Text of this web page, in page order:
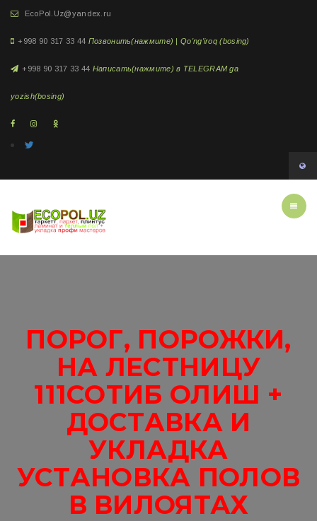
EcoPol.Uz@yandex.ru
+998 90 317 33 44 Позвонить(нажмите) | Qo'ng'iroq (bosing)
+998 90 317 33 44 Написать(нажмите) в TELEGRAM ga
yozish(bosing)
ПОРОГ, ПОРОЖКИ,
НА ЛЕСТНИЦУ
111СОТИБ ОЛИШ +
ДОСТАВКА И
УКЛАДКА
УСТАНОВКА ПОЛОВ
В ВИЛОЯТАХ